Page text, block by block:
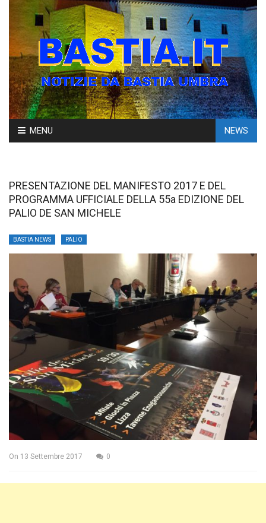
Skip
to
MENU NEWS
PRESENTAZIONE DEL MANIFESTO 2017 E DEL
PROGRAMMA UFFICIALE DELLA 55a EDIZIONE DEL
PALIO DE SAN MICHELE
BASTIA NEWS PALIO
On 13 Settembre 2017 0